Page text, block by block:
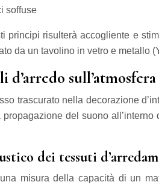
soffuse
principi risulterà accogliente e
da un tavolino in vetro e
sull’atmosfera
trascurato nella decorazione
del suono
dei tessuti
misura della capacità di un